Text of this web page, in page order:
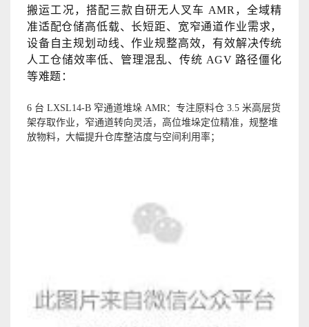
搬运工况，搭配三款自研无人叉车 AMR，全域精
准适配仓储高低载、长短距、宽窄通道作业需求，
设备自主规划动线、作业规整高效，有效解决传统
人工仓储效率低、管理混乱、传统 AGV 路径僵化
等难题：
6 台 LXSL14-B 窄通道堆垛 AMR：专注原料仓 3.5 米高层货
架存取作业，窄通道转向灵活，高位堆垛定位精准，规整堆
放物料，大幅提升仓库整洁度与空间利用率；